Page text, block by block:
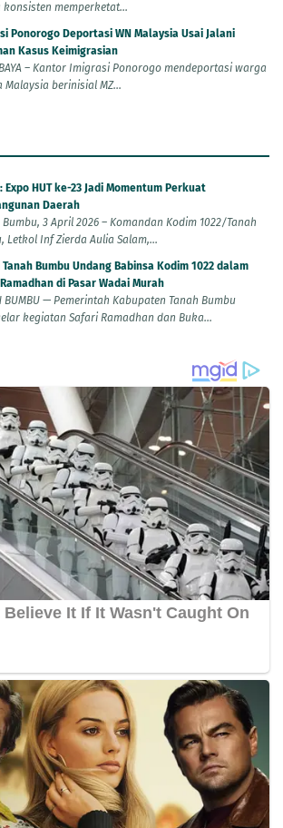
konsisten memperketat...
Ponorogo Deportasi WN Malaysia Usai Jalani
Kasus Keimigrasian
– Kantor Imigrasi Ponorogo mendeportasi warga
Malaysia berinisial MZ...
Expo HUT ke-23 Jadi Momentum Perkuat
Daerah
Bumbu, 3 April 2026 – Komandan Kodim 1022/Tanah
Letkol Inf Zierda Aulia Salam,...
Tanah Bumbu Undang Babinsa Kodim 1022 dalam
di Pasar Wadai Murah
BUMBU — Pemerintah Kabupaten Tanah Bumbu
kegiatan Safari Ramadhan dan Buka...